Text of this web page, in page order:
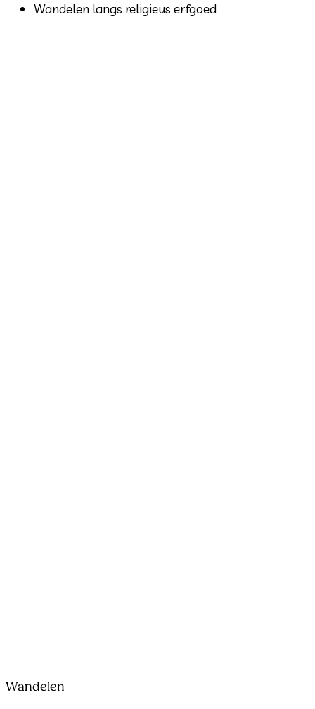
Wandelen langs religieus erfgoed
Wandelen